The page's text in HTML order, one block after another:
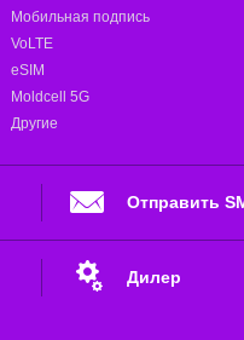
Мобильная подпись
VoLTE
eSIM
Moldcell 5G
Другие
Отправить
Дилер